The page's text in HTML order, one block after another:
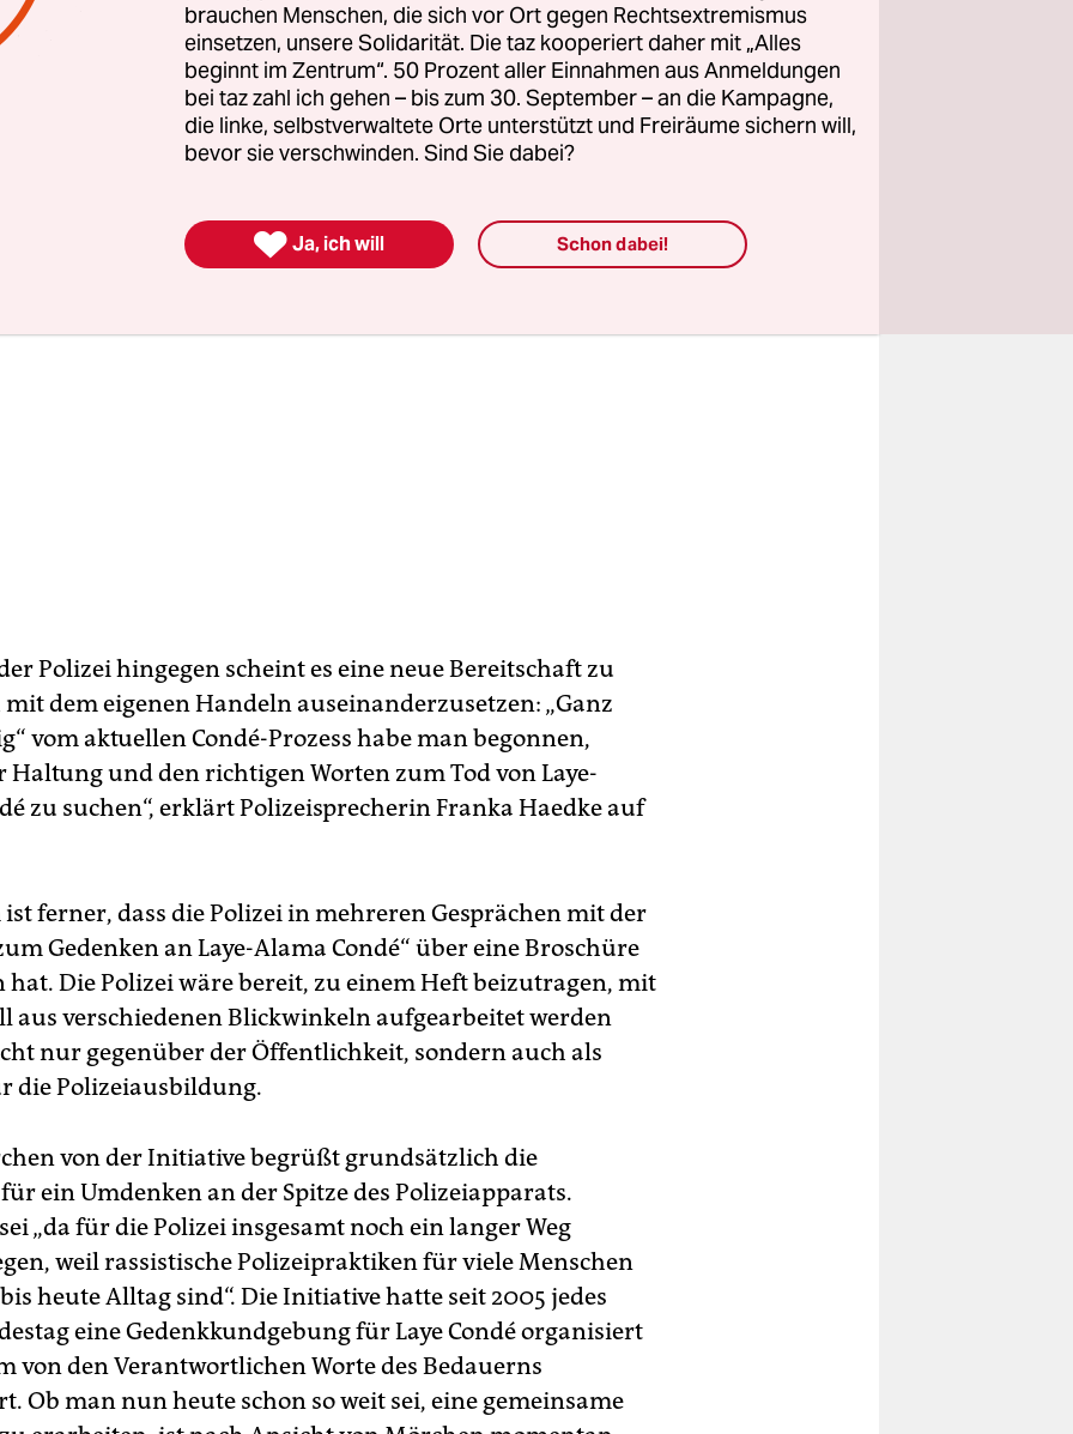
eine Gedenktafel anbringen lassen. Diese neue
Bremer Polizei ist insbesondere bedeutsam vor dem
dass dem derzeit laufenden Condé-Prozess die
droht – was einem juristischen Versagen bei der Klärung
gleich käme.
Polizei hingegen scheint es eine neue Bereitschaft zu
mit dem eigenen Handeln auseinanderzusetzen: „Ganz
vom aktuellen Condé-Prozess habe man begonnen,
Haltung und den richtigen Worten zum Tod von Laye-
zu suchen“, erklärt Polizeisprecherin Franka Haedke auf
ferner, dass die Polizei in mehreren Gesprächen mit der
Gedenken an Laye-Alama Condé“ über eine Broschüre
hat. Die Polizei wäre bereit, zu einem Heft beizutragen, mit
aus verschiedenen Blickwinkeln aufgearbeitet werden
nur gegenüber der Öffentlichkeit, sondern auch als
die Polizeiausbildung.
von der Initiative begrüßt grundsätzlich die
ein Umdenken an der Spitze des Polizeiapparats.
„da für die Polizei insgesamt noch ein langer Weg
weil rassistische Polizeipraktiken für viele Menschen
heute Alltag sind“. Die Initiative hatte seit 2005 jedes
eine Gedenkkundgebung für Laye Condé organisiert
von den Verantwortlichen Worte des Bedauerns
Ob man nun heute schon so weit sei, eine gemeinsame
brauchen Menschen, die sich vor Ort gegen Rechtsextremismus
einsetzen, unsere Solidarität. Die taz kooperiert daher mit „Alles
beginnt im Zentrum“. 50 Prozent aller Einnahmen aus Anmeldungen
bei taz zahl ich gehen – bis zum 30. September – an die Kampagne,
die linke, selbstverwaltete Orte unterstützt und Freiräume sichern will,
bevor sie verschwinden. Sind Sie dabei?
 Ja, ich will Schon dabei!